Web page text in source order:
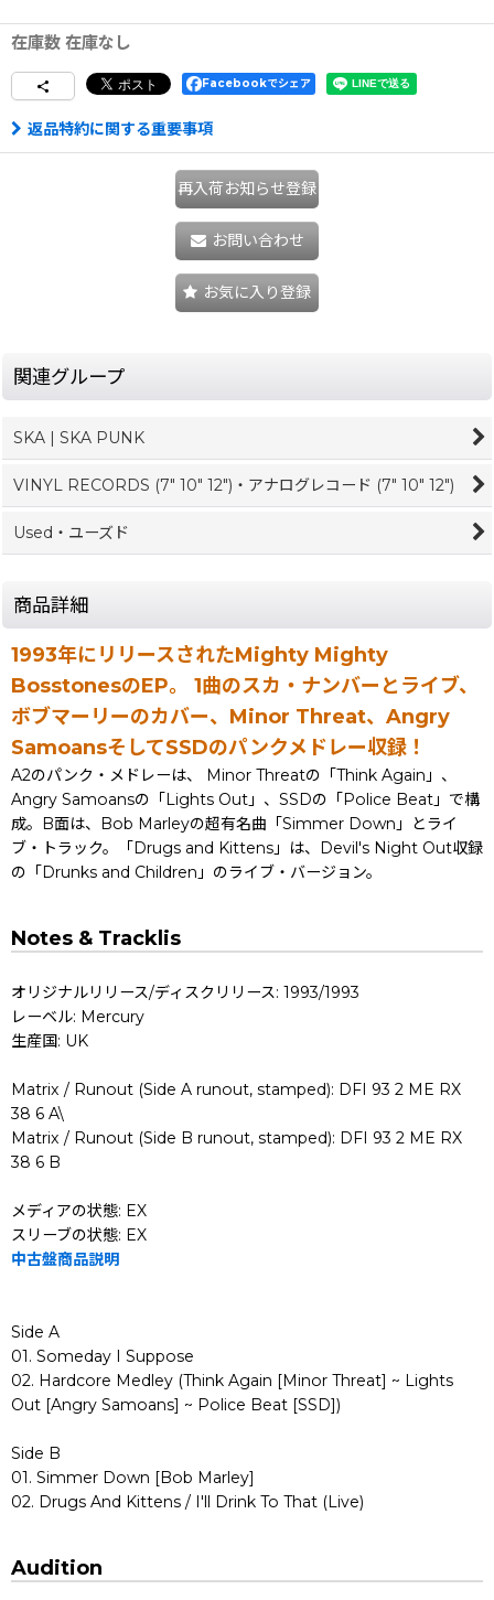
在庫数 在庫なし
Facebookでシェア
返品特約に関する重要事項
再入荷お知らせ登録
お問い合わせ
お気に入り登録
関連グループ
SKA | SKA PUNK
VINYL RECORDS (7" 10" 12")・アナログレコード (7" 10" 12")
Used・ユーズド
商品詳細
1993年にリリースされたMighty Mighty
BosstonesのEP。 1曲のスカ・ナンバーとライブ、
ボブマーリーのカバー、Minor Threat、Angry
SamoansそしてSSDのパンクメドレー収録！
A2のパンク・メドレーは、 Minor Threatの「Think Again」、
Angry Samoansの「Lights Out」、SSDの「Police Beat」で構
成。B面は、Bob Marleyの超有名曲「Simmer Down」とライ
ブ・トラック。「Drugs and Kittens」は、Devil's Night Out収録
の「Drunks and Children」のライブ・バージョン。
Notes & Tracklis
オリジナルリリース/ディスクリリース: 1993/1993
レーベル: Mercury
生産国: UK
Matrix / Runout (Side A runout, stamped): DFI 93 2 ME RX
38 6 A\
Matrix / Runout (Side B runout, stamped): DFI 93 2 ME RX
38 6 B
メディアの状態: EX
スリーブの状態: EX
中古盤商品説明
Side A
01. Someday I Suppose
02. Hardcore Medley (Think Again [Minor Threat] ~ Lights
Out [Angry Samoans] ~ Police Beat [SSD])
Side B
01. Simmer Down [Bob Marley]
02. Drugs And Kittens / I'll Drink To That (Live)
Audition